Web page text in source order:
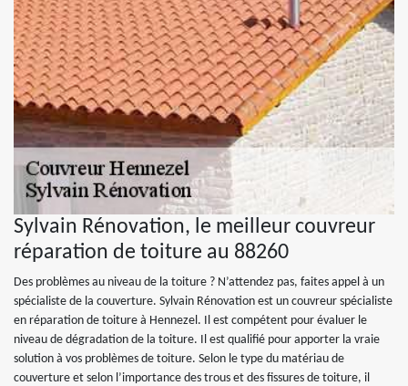
Sylvain Rénovation, le meilleur couvreur
réparation de toiture au 88260
Des problèmes au niveau de la toiture ? N’attendez pas, faites appel à un
spécialiste de la couverture. Sylvain Rénovation est un couvreur spécialiste
en réparation de toiture à Hennezel. Il est compétent pour évaluer le
niveau de dégradation de la toiture. Il est qualifié pour apporter la vraie
solution à vos problèmes de toiture. Selon le type du matériau de
couverture et selon l’importance des trous et des fissures de toiture, il